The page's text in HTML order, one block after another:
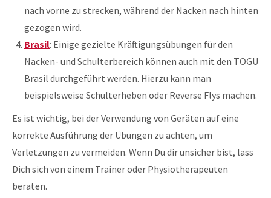
nach vorne zu strecken, während der Nacken nach hinten
gezogen wird.
Brasil: Einige gezielte Kräftigungsübungen für den
Nacken- und Schulterbereich können auch mit den TOGU
Brasil durchgeführt werden. Hierzu kann man
beispielsweise Schulterheben oder Reverse Flys machen.
Es ist wichtig, bei der Verwendung von Geräten auf eine
korrekte Ausführung der Übungen zu achten, um
Verletzungen zu vermeiden. Wenn Du dir unsicher bist, lass
Dich sich von einem Trainer oder Physiotherapeuten
beraten.